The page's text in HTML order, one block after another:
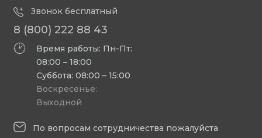
Звонок бесплатный
8 (800) 222 88 43
Время работы: Пн-Пт:
08:00 – 18:00
Суббота: 08:00 – 15:00
Воскресенье:
Выходной
По вопросам сотрудничества пожалуйста